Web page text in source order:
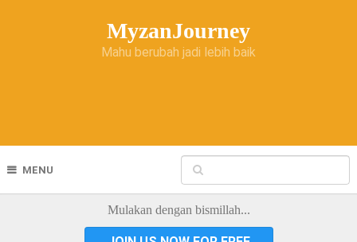
MyzanJourney
Mahu berubah jadi lebih baik
MENU
Mulakan dengan bismillah...